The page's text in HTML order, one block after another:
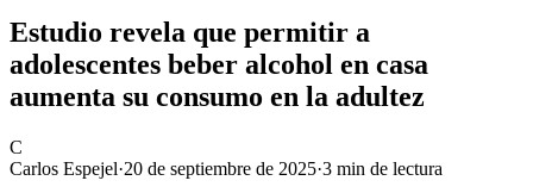
Estudio revela que permitir a
adolescentes beber alcohol en casa
aumenta su consumo en la adultez
C
Carlos Espejel·20 de septiembre de 2025·3 min de lectura